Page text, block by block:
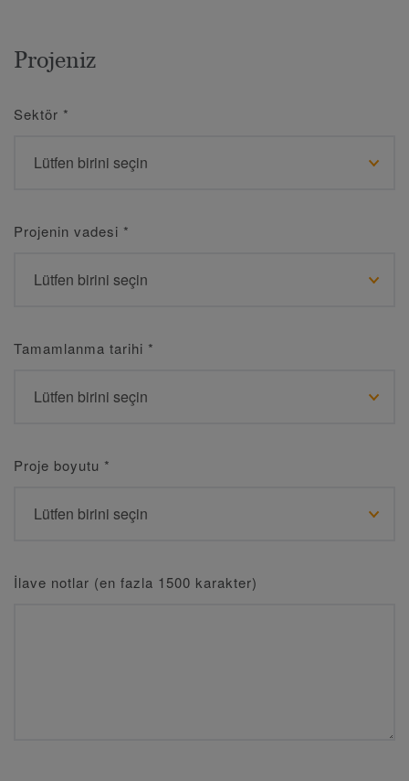
Projeniz
Sektör *
Projenin vadesi *
Tamamlanma tarihi *
Proje boyutu *
İlave notlar (en fazla 1500 karakter)